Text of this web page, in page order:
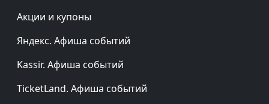
Акции и купоны
Яндекс. Афиша событий
Kassir. Афиша событий
TicketLand. Афиша событий